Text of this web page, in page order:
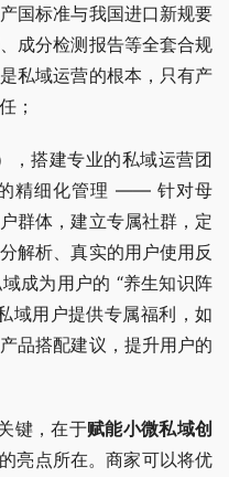
国标准与我国进口新规要
成分检测报告等全套合规
私域运营的根本，只有产
；
搭建专业的私域运营团
精细化管理 —— 针对母
群体，建立专属社群，定
解析、真实的用户使用反
成为用户的 “养生知识阵
域用户提供专属福利，如
品搭配建议，提升用户的
键，在于赋能小微私域创
亮点所在。商家可以将优